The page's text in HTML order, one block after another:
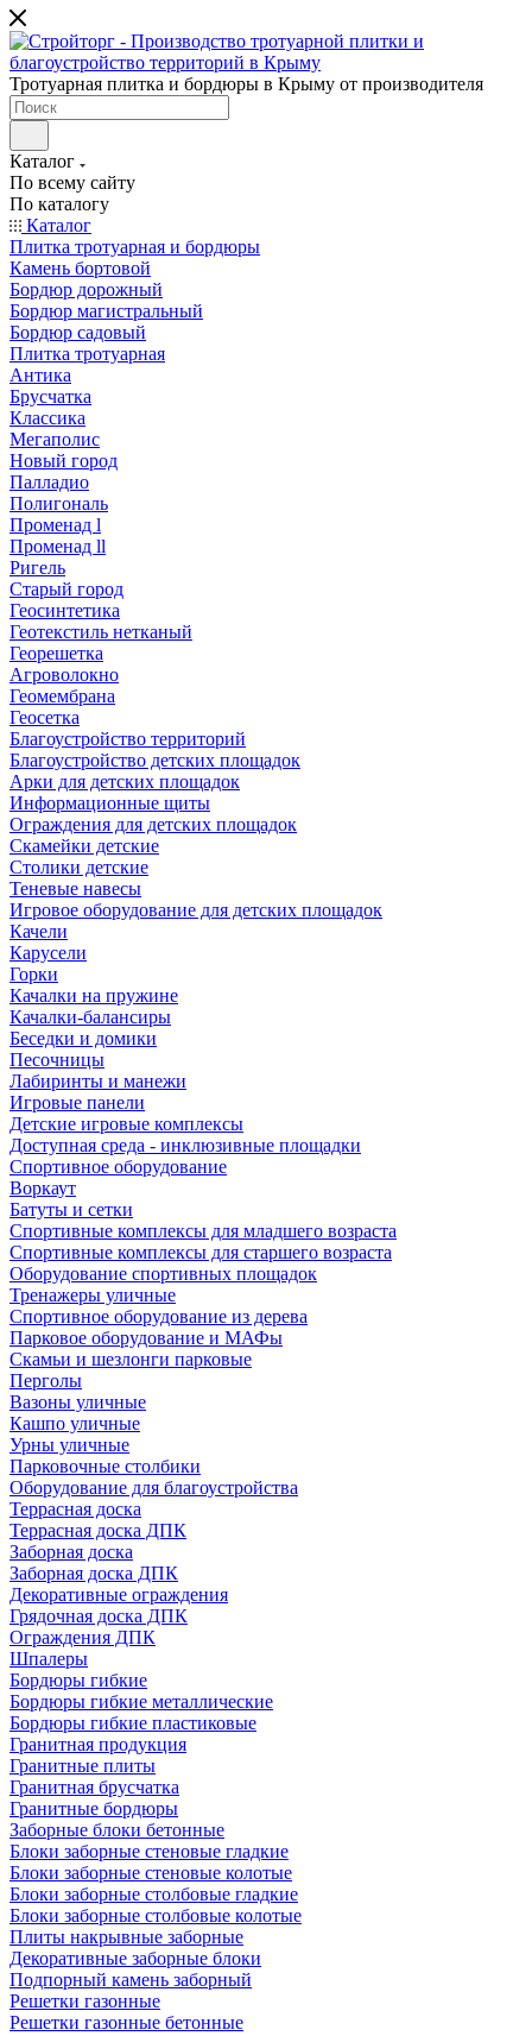
Тротуарная плитка и бордюры в Крыму от производителя
Каталог
По всему сайту
По каталогу
Каталог
Плитка тротуарная и бордюры
Камень бортовой
Бордюр дорожный
Бордюр магистральный
Бордюр садовый
Плитка тротуарная
Антика
Брусчатка
Классика
Мегаполис
Новый город
Палладио
Полигональ
Променад l
Променад ll
Ригель
Старый город
Геосинтетика
Геотекстиль нетканый
Георешетка
Агроволокно
Геомембрана
Геосетка
Благоустройство территорий
Благоустройство детских площадок
Арки для детских площадок
Информационные щиты
Ограждения для детских площадок
Скамейки детские
Столики детские
Теневые навесы
Игровое оборудование для детских площадок
Качели
Карусели
Горки
Качалки на пружине
Качалки-балансиры
Беседки и домики
Песочницы
Лабиринты и манежи
Игровые панели
Детские игровые комплексы
Доступная среда - инклюзивные площадки
Спортивное оборудование
Воркаут
Батуты и сетки
Спортивные комплексы для младшего возраста
Спортивные комплексы для старшего возраста
Оборудование спортивных площадок
Тренажеры уличные
Спортивное оборудование из дерева
Парковое оборудование и МАФы
Скамьи и шезлонги парковые
Перголы
Вазоны уличные
Кашпо уличные
Урны уличные
Парковочные столбики
Оборудование для благоустройства
Террасная доска
Террасная доска ДПК
Заборная доска
Заборная доска ДПК
Декоративные ограждения
Грядочная доска ДПК
Ограждения ДПК
Шпалеры
Бордюры гибкие
Бордюры гибкие металлические
Бордюры гибкие пластиковые
Гранитная продукция
Гранитные плиты
Гранитная брусчатка
Гранитные бордюры
Заборные блоки бетонные
Блоки заборные стеновые гладкие
Блоки заборные стеновые колотые
Блоки заборные столбовые гладкие
Блоки заборные столбовые колотые
Плиты накрывные заборные
Декоративные заборные блоки
Подпорный камень заборный
Решетки газонные
Решетки газонные бетонные